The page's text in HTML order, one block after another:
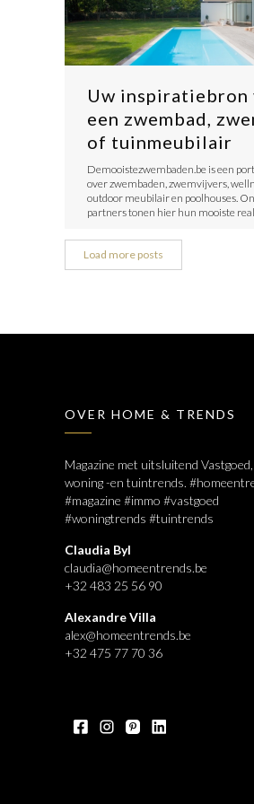
Uw inspiratiebron
een zwembad,
of tuinmeubilair
Demooistezwembaden.be is een
over zwembaden, zwemvijvers,
outdoor meubilair en poolhouses.
partners tonen hier hun mooiste
Load more posts
OVER HOME & TRENDS
Magazine met uitsluitend Vastgoed,
woning -en tuintrends.
#magazine #immo #vastgoed
#woningtrends #tuintrends
Claudia Byl
claudia@homeentrends.be
+32 483 25 56 90
Alexandre Villa
alex@homeentrends.be
+32 475 77 70 36